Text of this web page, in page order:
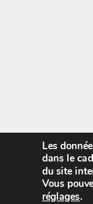
Les
dans le
du site
Vous
réglages.